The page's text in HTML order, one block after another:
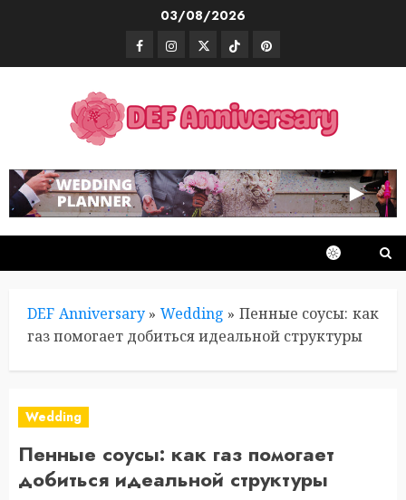
03/08/2026
FacebookInstagram
TwitterTikTokPinterest
DEF Anniversary» Wedding » Пенные соусы: как
газ помогает добиться идеальной структуры
Wedding
Пенные соусы: как газ помогает
добиться идеальной структуры